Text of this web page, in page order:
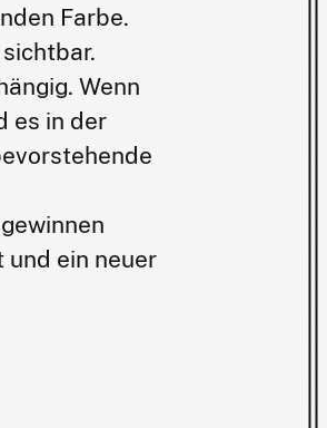
Farbe.
Wenn
es in der
und ein neuer